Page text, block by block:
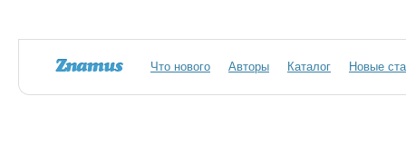
Что нового Авторы Каталог Новые